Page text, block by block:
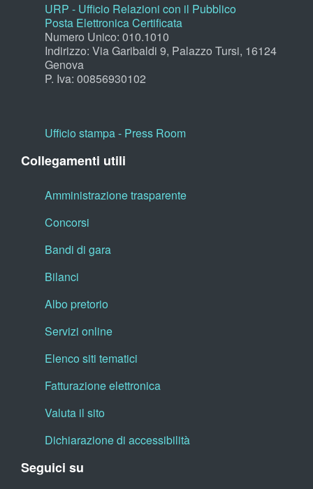
URP - Ufficio Relazioni con il Pubblico
Posta Elettronica Certificata
Numero Unico: 010.1010
Indirizzo: Via Garibaldi 9, Palazzo Tursi, 16124
Genova
P. Iva: 00856930102
Ufficio stampa - Press Room
Collegamenti utili
Amministrazione trasparente
Concorsi
Bandi di gara
Bilanci
Albo pretorio
Servizi online
Elenco siti tematici
Fatturazione elettronica
Valuta il sito
Dichiarazione di accessibilità
Seguici su